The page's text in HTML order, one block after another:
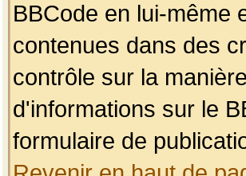
BBCode en lui-même
contenues dans des
contrôle sur la
d'informations sur le
formulaire de